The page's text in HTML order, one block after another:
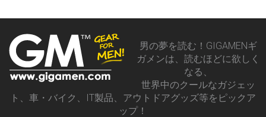
男の夢を読む！GIGAMENギ
ガメンは、読むほどに欲しく
なる、
世界中のクールなガジェッ
ト、車・バイク、IT製品、アウトドアグッズ等をピックア
ップ！